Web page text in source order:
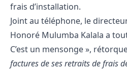
frais d’installation.
Joint au téléphone, le
Honoré Mulumba Kalala a
C’est un mensonge »,
factures de ses retraits de frais